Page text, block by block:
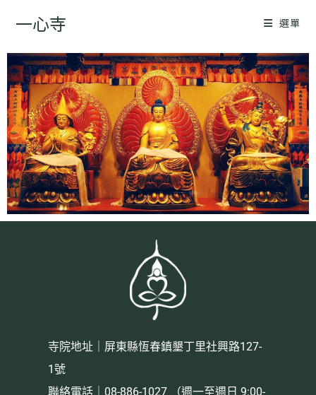
一心寺 選單
寺院地址｜屏東縣恆春鎮墾丁里社興路127-
1號
聯絡電話｜08-886-1027 （週一至週日 9:00-